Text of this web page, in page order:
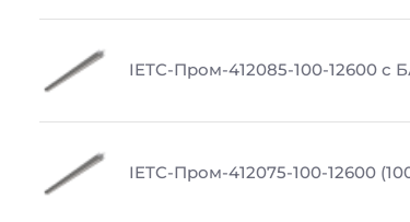
IETC-Пром-412085-100-12600 с
IETC-Пром-412075-100-12600